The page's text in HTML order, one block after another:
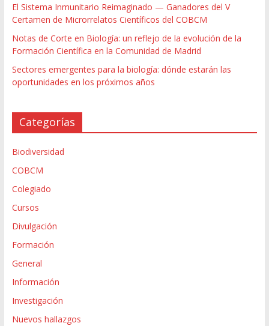
El Sistema Inmunitario Reimaginado — Ganadores del V
Certamen de Microrrelatos Científicos del COBCM
Notas de Corte en Biología: un reflejo de la evolución de la
Formación Científica en la Comunidad de Madrid
Sectores emergentes para la biología: dónde estarán las
oportunidades en los próximos años
Categorías
Biodiversidad
COBCM
Colegiado
Cursos
Divulgación
Formación
General
Información
Investigación
Nuevos hallazgos